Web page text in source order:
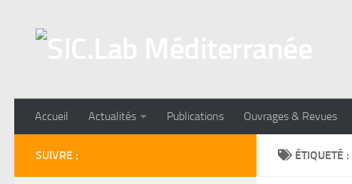
Accueil Actualités Publications Ouvrages & Revues
ÉTIQUETÉ :
SUIVRE :